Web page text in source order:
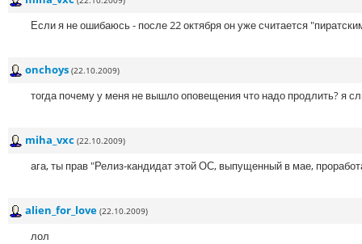
Если я не ошибаюсь - после 22 октября он уже считается
onchoys (22.10.2009)
тогда почему у меня не вышло оповещения что надо продлить? я
miha_vxc (22.10.2009)
ага, ты прав "Релиз-кандидат этой ОС, выпущенный в мае,
alien_for_love (22.10.2009)
лол